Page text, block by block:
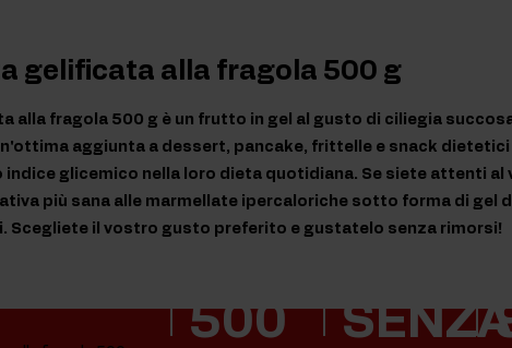
gelificata alla fragola 500 g
alla fragola 500 g è un frutto in gel al gusto di ciliegia
aggiunta a dessert, pancake, frittelle e snack
indice glicemico nella loro dieta quotidiana. Se siete attenti al
più sana alle marmellate ipercaloriche sotto forma di gel
Scegliete il vostro gusto preferito e gustatelo senza rimorsi!
500 SENZA